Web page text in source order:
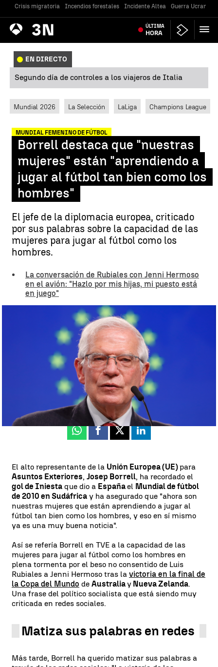
Crisis migratoria Incendios forestales Incidente Altea Guerra Ucrania
Antena
3 Noticias ÚLTIMA
HORA
EN DIRECTO
Segundo día de controles a los viajeros de Italia
Mundial 2026 La Selección LaLiga Champions League
MUNDIAL FEMENINO DE FÚTBOL
Borrell destaca que "nuestras
mujeres" están "aprendiendo a
jugar al fútbol tan bien como los
hombres"
El jefe de la diplomacia europea, criticado
por sus palabras sobre la capacidad de las
mujeres para jugar al fútbol como los
hombres.
La conversación de Rubiales con Jenni Hermoso
en el avión: "Hazlo por mis hijas, mi puesto está
en juego"
Borrell, criticado por sus palabras sobre la capacidad de las mujeres
para jugar al fútbol |
Luis F. Castillo
Publicado:
23 de agosto de 2023, 13:17
Whatsapp
Facebook
X Linkedin
El alto representante de la Unión Europea (UE)para
Asuntos Exteriores, Josep Borrell, ha recordado el
gol de Iniesta que dio a Españael Mundial de fútbol
de 2010 en Sudáfrica y ha asegurado que "ahora son
nuestras mujeres que están aprendiendo a jugar al
fútbol tan bien como los hombres, y eso en sí mismo
ya es una muy buena noticia".
Así se refería Borrell en TVE a la capacidad de las
mujeres para jugar al fútbol como los hombres en
plena tormenta por el beso no consentido de Luis
Rubiales a Jenni Hermoso tras la victoria en la final de
la Copa del Mundo de Australiay Nueva Zelanda.
Una frase del político socialista que está siendo muy
criticada en redes sociales.
Matiza sus palabras en redes
Más tarde, Borrell ha querido matizar sus palabras a